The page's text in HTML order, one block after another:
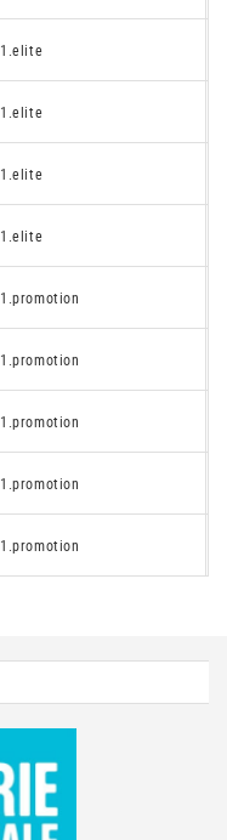
1.elite
1.elite
1.elite
1.elite
1.promotion
1.promotion
1.promotion
1.promotion
1.promotion